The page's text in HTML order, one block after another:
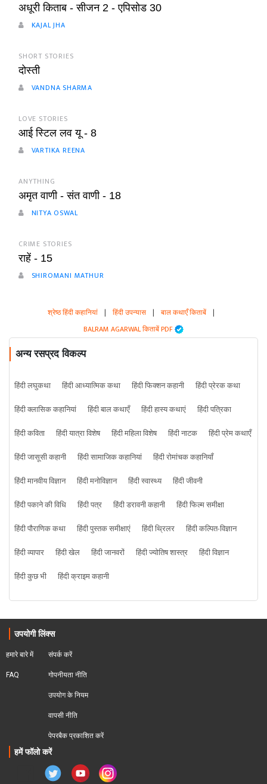
अधूरी किताब - सीजन 2 - एपिसोड 30
KAJAL JHA
SHORT STORIES
दोस्ती
VANDNA SHARMA
LOVE STORIES
आई स्टिल लव यू - 8
VARTIKA REENA
ANYTHING
अमृत वाणी - संत वाणी - 18
NITYA OSWAL
CRIME STORIES
राहें - 15
SHIROMANI MATHUR
श्रेष्ठ हिंदी कहानियां | हिंदी उपन्यास | बाल कथाएँ किताबें |
BALRAM AGARWAL किताबें PDF
अन्य रसप्रद विकल्प
हिंदी लघुकथा हिंदी आध्यात्मिक कथा हिंदी फिक्शन कहानी
हिंदी प्रेरक कथा
हिंदी क्लासिक कहानियां
हिंदी बाल कथाएँ हिंदी हास्य कथाएं
हिंदी पत्रिका
हिंदी कविता
हिंदी यात्रा विशेष हिंदी महिला विशेष हिंदी नाटक
हिंदी प्रेम कथाएँ
हिंदी जासूसी कहानी
हिंदी सामाजिक कहानियां
हिंदी रोमांचक कहानियाँ
हिंदी मानवीय विज्ञान
हिंदी मनोविज्ञान हिंदी स्वास्थ्य
हिंदी जीवनी
हिंदी पकाने की विधि
हिंदी पत्र हिंदी डरावनी कहानी
हिंदी फिल्म समीक्षा
हिंदी पौराणिक कथा
हिंदी पुस्तक समीक्षाएं हिंदी थ्रिलर
हिंदी कल्पित-विज्ञान
हिंदी व्यापार
हिंदी खेल हिंदी जानवरों हिंदी ज्योतिष शास्त्र
हिंदी विज्ञान
हिंदी कुछ भी
हिंदी क्राइम कहानी
उपयोगी लिंक्स
हमारे बारे में
FAQ
संपर्क करें
गोपनीयता नीति
उपयोग के नियम
वापसी नीति
पेपरबैक प्रकाशित करें
हमें फॉलो करें